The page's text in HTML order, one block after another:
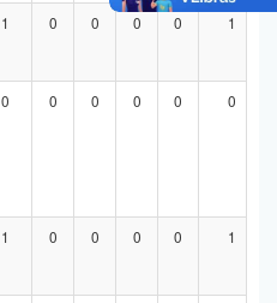
1 0 0 0 0 1
0 0 0 0 0 0
1 0 0 0 0 1